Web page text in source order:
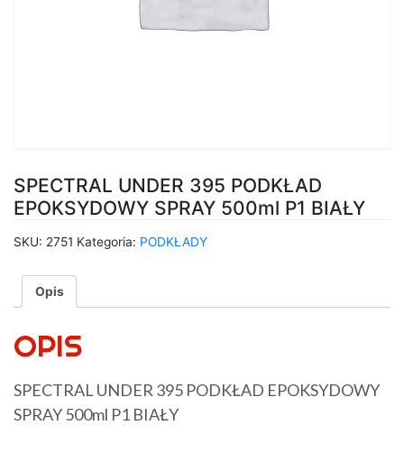
SPECTRAL UNDER 395 PODKŁAD
EPOKSYDOWY SPRAY 500ml P1 BIAŁY
SKU: 2751 Kategoria: PODKŁADY
Opis
OPIS
SPECTRAL UNDER 395 PODKŁAD EPOKSYDOWY
SPRAY 500ml P1 BIAŁY